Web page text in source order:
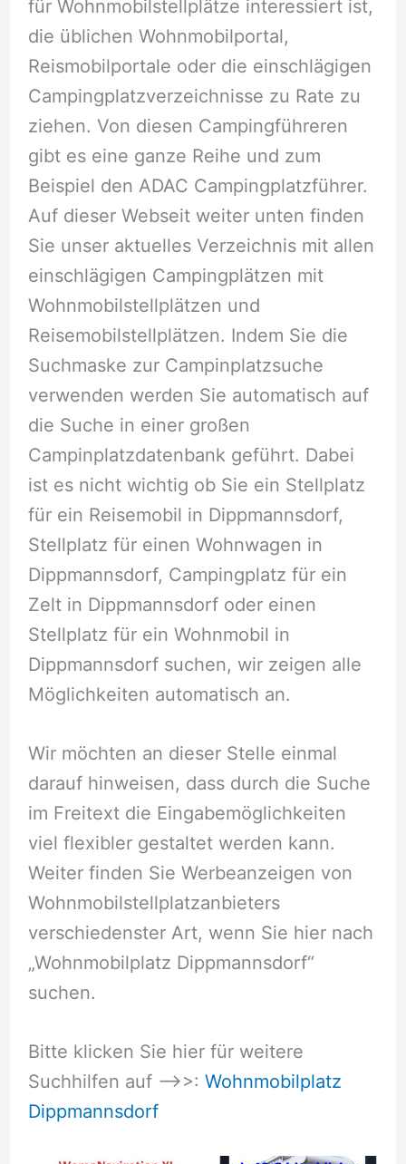
für Wohnmobilstellplätze interessiert ist,
die üblichen Wohnmobilportal,
Reismobilportale oder die einschlägigen
Campingplatzverzeichnisse zu Rate zu
ziehen. Von diesen Campingführeren
gibt es eine ganze Reihe und zum
Beispiel den ADAC Campingplatzführer.
Auf dieser Webseit weiter unten finden
Sie unser aktuelles Verzeichnis mit allen
einschlägigen Campingplätzen mit
Wohnmobilstellplätzen und
Reisemobilstellplätzen. Indem Sie die
Suchmaske zur Campinplatzsuche
verwenden werden Sie automatisch auf
die Suche in einer großen
Campinplatzdatenbank geführt. Dabei
ist es nicht wichtig ob Sie ein Stellplatz
für ein Reisemobil in Dippmannsdorf,
Stellplatz für einen Wohnwagen in
Dippmannsdorf, Campingplatz für ein
Zelt in Dippmannsdorf oder einen
Stellplatz für ein Wohnmobil in
Dippmannsdorf suchen, wir zeigen alle
Möglichkeiten automatisch an.
Wir möchten an dieser Stelle einmal
darauf hinweisen, dass durch die Suche
im Freitext die Eingabemöglichkeiten
viel flexibler gestaltet werden kann.
Weiter finden Sie Werbeanzeigen von
Wohnmobilstellplatzanbieters
verschiedenster Art, wenn Sie hier nach
„Wohnmobilplatz Dippmannsdorf“
suchen.
Bitte klicken Sie hier für weitere
Suchhilfen auf –>>: Wohnmobilplatz
Dippmannsdorf